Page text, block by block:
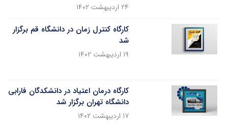
۲۴ اردیبهشت ۱۴۰۲
کارگاه کنترل زمان در دانشگاه قم برگزار
شد
۱۹ اردیبهشت ۱۴۰۲
کارگاه درمان اعتیاد در دانشکدگان فارابی
دانشگاه تهران برگزار شد
۱۷ اردیبهشت ۱۴۰۲